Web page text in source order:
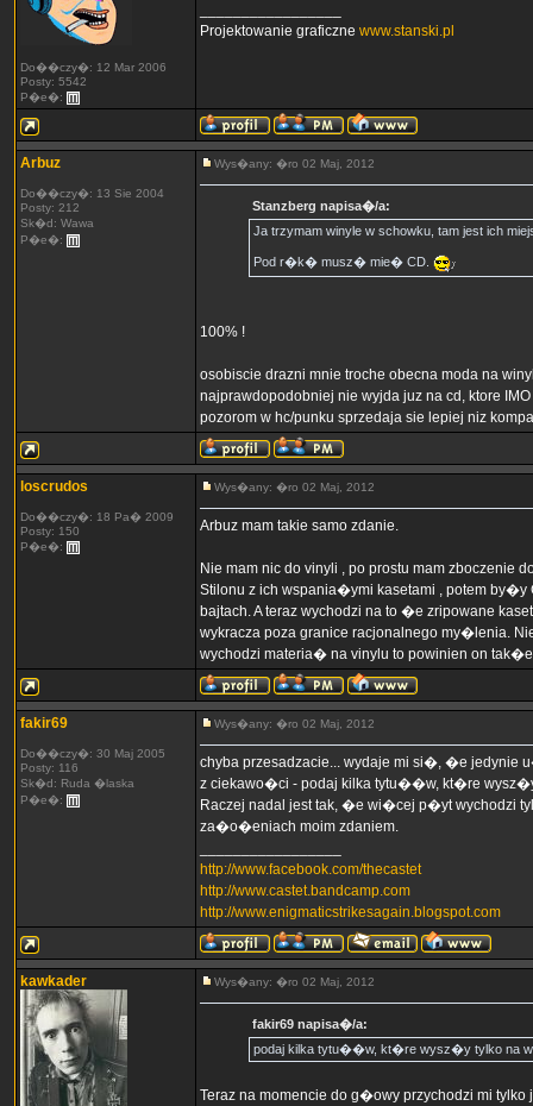
Do��czy�: 12 Mar 2006
Posty: 5542
P�e�:
Projektowanie graficzne www.stanski.pl
Arbuz
Do��czy�: 13 Sie 2004
Posty: 212
Sk�d: Wawa
P�e�:
Wys�any: �ro 02 Maj, 2012
Stanzberg napisa�/a:
Ja trzymam winyle w schowku, tam jest ich
Pod r�k� musz� mie� CD.
100% !
osobiscie drazni mnie troche obecna moda na
najprawdopodobniej nie wyjda juz na cd, ktore
pozorom w hc/punku sprzedaja sie lepiej niz
loscrudos
Do��czy�: 18 Pa� 2009
Posty: 150
P�e�:
Wys�any: �ro 02 Maj, 2012
Arbuz mam takie samo zdanie.
Nie mam nic do vinyli , po prostu mam
Stilonu z ich wspania�ymi kasetami , potem
bajtach. A teraz wychodzi na to �e zripowane
wykracza poza granice racjonalnego my�lenia.
wychodzi materia� na vinylu to powinien on
fakir69
Do��czy�: 30 Maj 2005
Posty: 116
Sk�d: Ruda �laska
P�e�:
Wys�any: �ro 02 Maj, 2012
chyba przesadzacie... wydaje mi si�, �e jedynie
z ciekawo�ci - podaj kilka tytu��w, kt�re
Raczej nadal jest tak, �e wi�cej p�yt wychodzi
za�o�eniach moim zdaniem.
http://www.facebook.com/thecastet
http://www.castet.bandcamp.com
http://www.enigmaticstrikesagain.blogspot.com
kawkader Wys�any: �ro 02 Maj, 2012
fakir69 napisa�/a:
podaj kilka tytu��w, kt�re wysz�y tylko na
Teraz na momencie do g�owy przychodzi mi